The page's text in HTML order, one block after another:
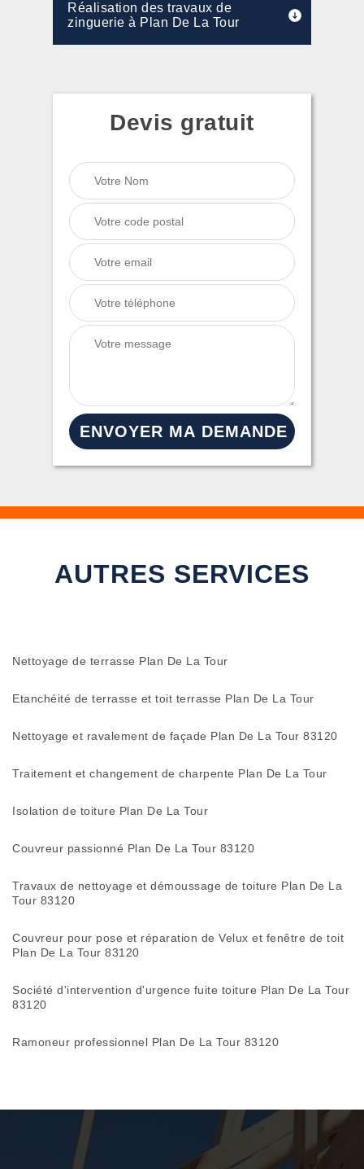
Réalisation des travaux de
zinguerie à Plan De La Tour
Devis gratuit
AUTRES SERVICES
Nettoyage de terrasse Plan De La Tour
Etanchéité de terrasse et toit terrasse Plan De La Tour
Nettoyage et ravalement de façade Plan De La Tour 83120
Traitement et changement de charpente Plan De La Tour
Isolation de toiture Plan De La Tour
Couvreur passionné Plan De La Tour 83120
Travaux de nettoyage et démoussage de toiture Plan De La
Tour 83120
Couvreur pour pose et réparation de Velux et fenêtre de toit
Plan De La Tour 83120
Société d'intervention d'urgence fuite toiture Plan De La Tour
83120
Ramoneur professionnel Plan De La Tour 83120